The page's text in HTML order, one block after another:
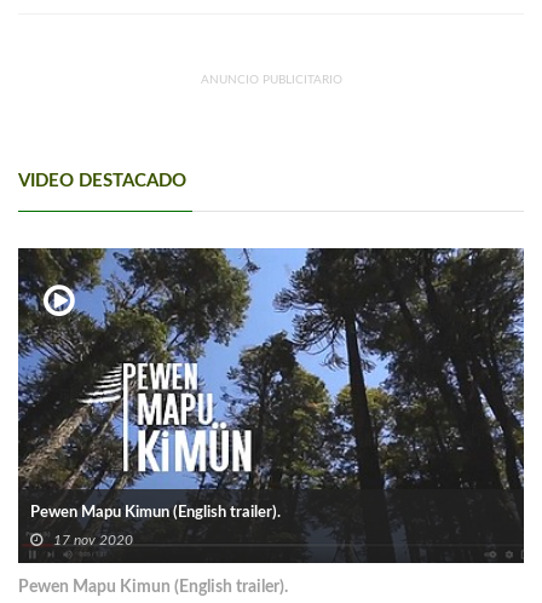
ANUNCIO PUBLICITARIO
VIDEO DESTACADO
Pewen Mapu Kimun (English trailer).
17 nov 2020
Pewen Mapu Kimun (English trailer).